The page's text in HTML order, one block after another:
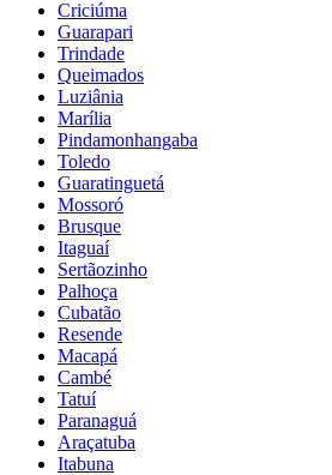
Criciúma
Guarapari
Trindade
Queimados
Luziânia
Marília
Pindamonhangaba
Toledo
Guaratinguetá
Mossoró
Brusque
Itaguaí
Sertãozinho
Palhoça
Cubatão
Resende
Macapá
Cambé
Tatuí
Paranaguá
Araçatuba
Itabuna